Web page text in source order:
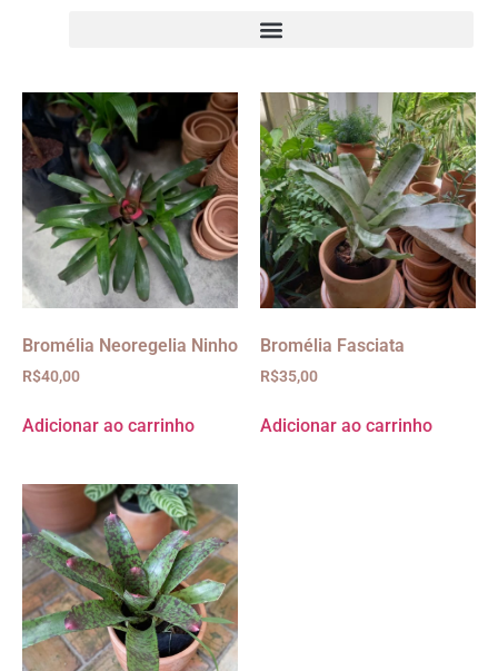
Bromélia Neoregelia Ninho
R$40,00
Adicionar ao carrinho
Bromélia Fasciata
R$35,00
Adicionar ao carrinho